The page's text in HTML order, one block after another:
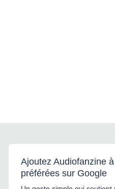
Ajoutez Audiofanzine
préférées sur Google